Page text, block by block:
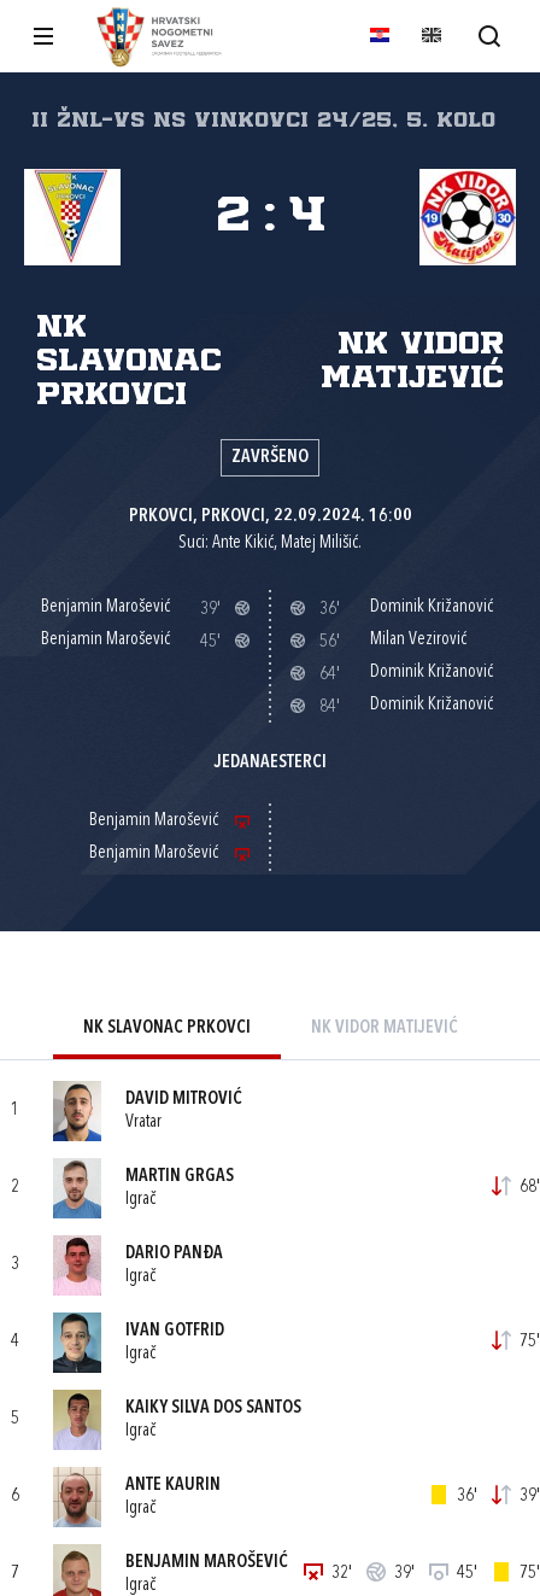
II ŽNL-VS NS Vinkovci 24/25, 5. kolo
NK
Slavonac
Prkovci
NK Vidor
Matijević
2 : 4
ZAVRŠENO
PRKOVCI, PRKOVCI, 22.09.2024. 16:00
Suci: Ante Kikić, Matej Milišić.
Benjamin Marošević
39'
Benjamin Marošević
45'
36'
Dominik Križanović
56'
Milan Vezirović
64'
Dominik Križanović
84'
Dominik Križanović
JEDANAESTERCI
Benjamin Marošević
Benjamin Marošević
NK SLAVONAC PRKOVCI NK VIDOR MATIJEVIĆ
1
DAVID MITROVIĆ
Vratar
2
MARTIN GRGAS
Igrač
68'
3
DARIO PANĐA
Igrač
4
IVAN GOTFRID
Igrač
75'
5
KAIKY SILVA DOS SANTOS
Igrač
6
ANTE KAURIN
Igrač
36' 39'
7
BENJAMIN MAROŠEVIĆ
Igrač
32' 39' 45' 75'